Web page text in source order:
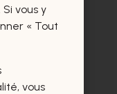
vous y
« Tout
vous